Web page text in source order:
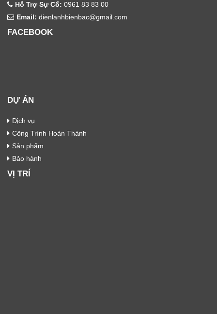
Hỗ Trợ Sự Cố: 0961 83 83 00
Email: dienlanhbienbac@gmail.com
FACEBOOK
DỰ ÁN
Dịch vụ
Công Trình Hoàn Thành
Sản phẩm
Bảo hành
VỊ TRÍ